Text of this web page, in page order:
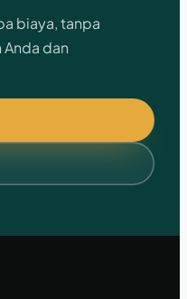
biaya, tanpa
dan